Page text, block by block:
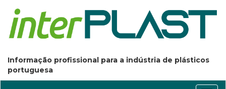
Informação profissional para a indústria de plásticos
portuguesa